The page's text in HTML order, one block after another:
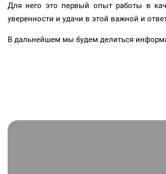
Для него это первый опыт работы в
уверенности и удачи в этой важной и
В дальнейшем мы будем делиться